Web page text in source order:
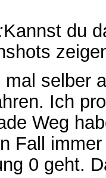
Kannst du
mal selber
Ich
Weg
Fall
0 geht.